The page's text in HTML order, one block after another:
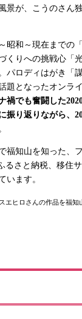
景が、こうのさん
昭和～現在までの
くりへの挑戦心「
パロディはがき「
題となったオンラ
禍でも奮闘した
振り返りながら、
福知山を知った、
るさと納税、移住
います。
ヒロさんの作品を福知